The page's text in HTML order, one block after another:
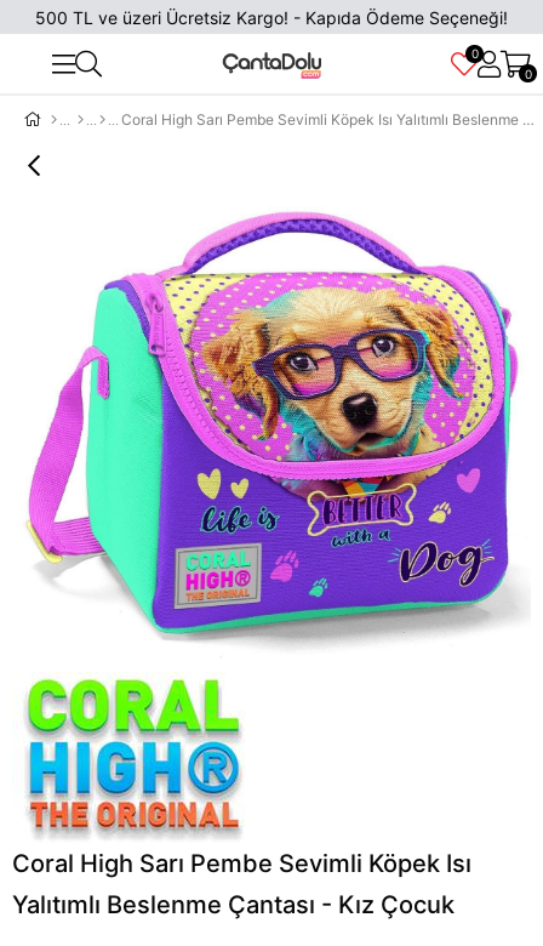
500 TL ve üzeri Ücretsiz Kargo! - Kapıda Ödeme Seçeneği!
0
0
Coral High Sarı Pembe Sevimli Köpek Isı Yalıtımlı Beslenme Çantası - Kız Çocuk
Coral High Sarı Pembe Sevimli Köpek Isı
Yalıtımlı Beslenme Çantası - Kız Çocuk